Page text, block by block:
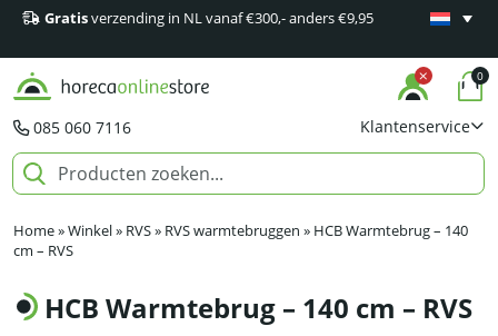
Gratisverzending in NL vanaf €300,- anders €9,95
Minimaal
085 060 7116 Klantenservice
0
Home»Winkel» RVS» RVS warmtebruggen » HCB Warmtebrug – 140
cm – RVS
HCB Warmtebrug – 140 cm – RVS